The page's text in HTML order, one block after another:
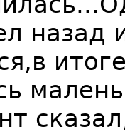
назад